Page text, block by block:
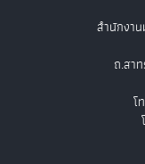
สำนักงา
ถ.สา
โ